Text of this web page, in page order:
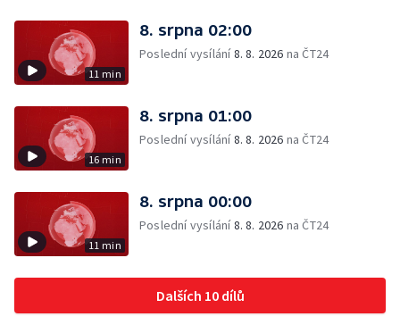
11 min
8. srpna 02:00
Poslední vysílání8. 8. 2026 na ČT24
16 min
8. srpna 01:00
Poslední vysílání8. 8. 2026 na ČT24
11 min
8. srpna 00:00
Poslední vysílání8. 8. 2026 na ČT24
Dalších 10 dílů